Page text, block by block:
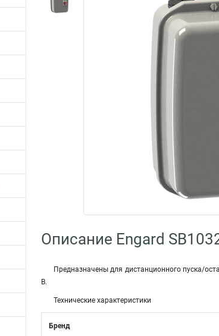
Описание Engard
Предназначены для дистанционного пуска/
В.
Технические характеристики
Бренд